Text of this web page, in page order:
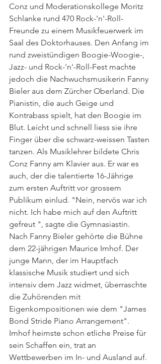
Conz und Moderationskollege Moritz
Schlanke rund 470 Rock-'n'-Roll-
Freunde zu einem Musikfeuerwerk im
Saal des Doktorhauses. Den Anfang im
rund zweistündigen Boogie-Woogie-,
Jazz- und Rock-'n'-Roll-Fest machte
jedoch die Nachwuchsmusikerin Fanny
Bieler aus dem Zürcher Oberland. Die
Pianistin, die auch Geige und
Kontrabass spielt, hat den Boogie im
Blut. Leicht und schnell liess sie ihre
Finger über die schwarz-weissen Tasten
tanzen. Als Musiklehrer bildete Chris
Conz Fanny am Klavier aus. Er war es
auch, der die talentierte 16-Jährige
zum ersten Auftritt vor grossem
Publikum einlud. "Nein, nervös war ich
nicht. Ich habe mich auf den Auftritt
gefreut ", sagte die Gymnasiastin.
Nach Fanny Bieler gehörte die Bühne
dem 22-jährigen Maurice Imhof. Der
junge Mann, der im Hauptfach
klassische Musik studiert und sich
intensiv dem Jazz widmet, überraschte
die Zuhörenden mit
Eigenkompositionen wie dem "James
Bond Stride Piano Arrangement".
Imhof heimste schon etliche Preise für
sein Schaffen ein, trat an
Wettbewerben im In- und Ausland auf.